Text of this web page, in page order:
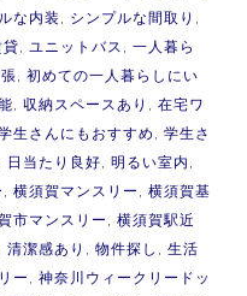
な内装 , シンプルな間取り ,
, ユニットバス , 一人暮ら
, 初めての一人暮らしにい
, 収納スペースあり , 在宅ワ
生さんにもおすすめ, 学生さ
日当たり良好, 明るい室内 ,
, 横須賀マンスリー , 横須賀基
市マンスリー , 横須賀駅近
清潔感あり , 物件探し , 生活
ー , 神奈川ウィークリードッ